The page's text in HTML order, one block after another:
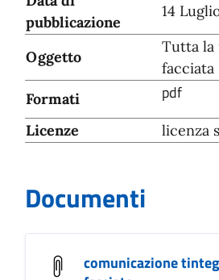
pubblicazione
14
Oggetto
Tutta la
facciata
Formati
pdf
Licenze licenza
Documenti
comunicazione